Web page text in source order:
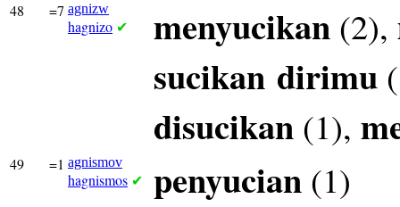
48 =7 agnizw
hagnizo ✔ menyucikan (2),
sucikan dirimu
disucikan (1),
49 =1 agnismov
hagnismos ✔ penyucian (1)